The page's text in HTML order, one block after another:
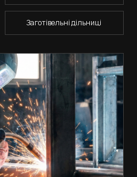
Заготівельні дільниці